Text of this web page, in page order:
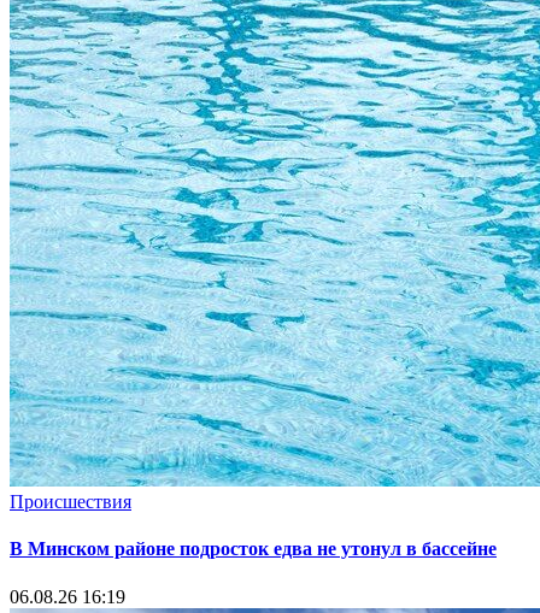
Происшествия
В Минском районе подросток едва не утонул в бассейне
06.08.26 16:19